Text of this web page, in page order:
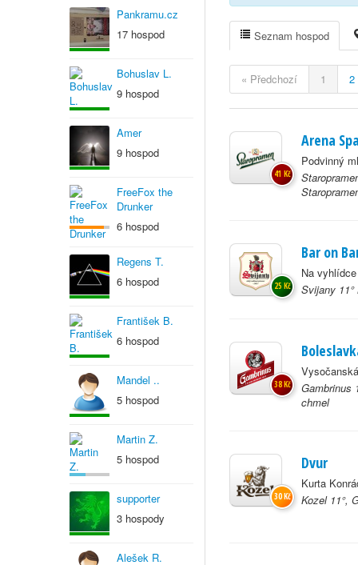
Pankramu.cz
17 hospod
Bohuslav L.
9 hospod
Amer
9 hospod
FreeFox the
Drunker
6 hospod
Regens T.
6 hospod
František B.
6 hospod
Mandel ..
5 hospod
Martin Z.
5 hospod
supporter
3 hospody
Alešek R.
Seznam hospod
« Předchozí 1 2
Arena
Podvinný
41 Kč
Bar on
Na
Svijany 11°
25 Kč
Gambrinus
chmel
38 Kč
Dvur
Kurta
Kozel 11°,
30 Kč